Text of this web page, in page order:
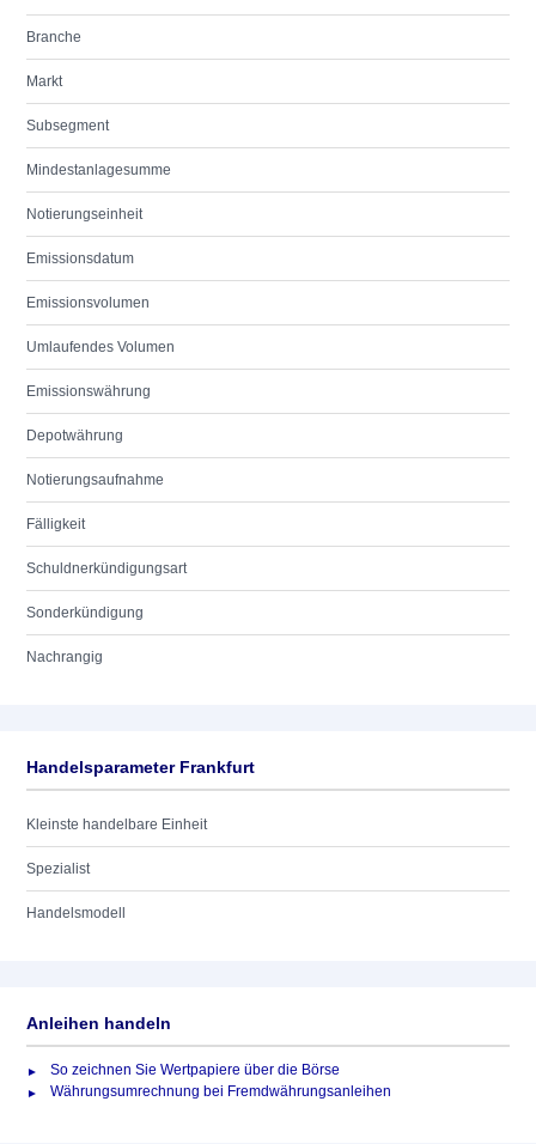
Branche
Markt
Subsegment
Mindestanlagesumme
Notierungseinheit
Emissionsdatum
Emissionsvolumen
Umlaufendes Volumen
Emissionswährung
Depotwährung
Notierungsaufnahme
Fälligkeit
Schuldnerkündigungsart
Sonderkündigung
Nachrangig
Handelsparameter Frankfurt
Kleinste handelbare Einheit
Spezialist
Handelsmodell
Anleihen handeln
So zeichnen Sie Wertpapiere über die Börse
Währungsumrechnung bei Fremdwährungsanleihen